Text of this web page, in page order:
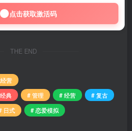
点击获取激活码
THE END
营
典 # 管理 # 经营
# 复古
日式 # 恋爱模拟